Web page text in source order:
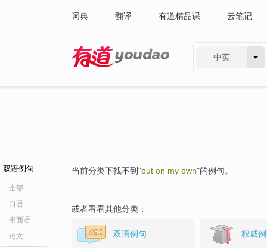
词典 翻译 有道精品课 云笔记
中英
双语例句
全部
口语
书面语
论文
当前分类下找不到"out on my own"的例句。
或者看看其他分类：
双语例句 权威